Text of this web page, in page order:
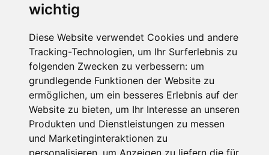
wichtig
Diese Website verwendet Cookies und andere
Tracking-Technologien, um Ihr Surferlebnis zu
folgenden Zwecken zu verbessern: um
grundlegende Funktionen der Website zu
ermöglichen, um ein besseres Erlebnis auf der
Website zu bieten, um Ihr Interesse an unseren
Produkten und Dienstleistungen zu messen
und Marketinginteraktionen zu
personalisieren um Anzeigen zu liefern die für
Die Schneehoehen Ski APP für iOS und Android - Ein
Muss für alle Wintersportler und Schneefreaks!